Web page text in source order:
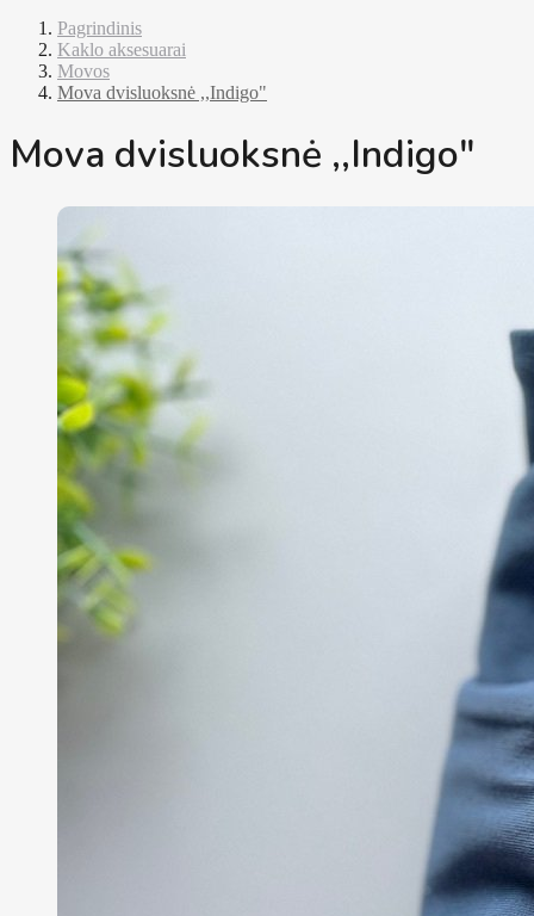
Pagrindinis
Kaklo aksesuarai
Movos
Mova dvisluoksnė ,,Indigo"
Mova dvisluoksnė ,,Indigo"